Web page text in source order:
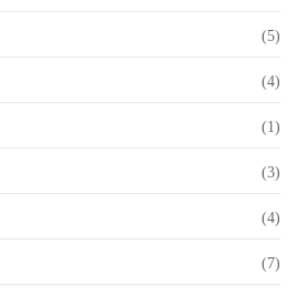
(5)
(4)
(1)
(3)
(4)
(7)